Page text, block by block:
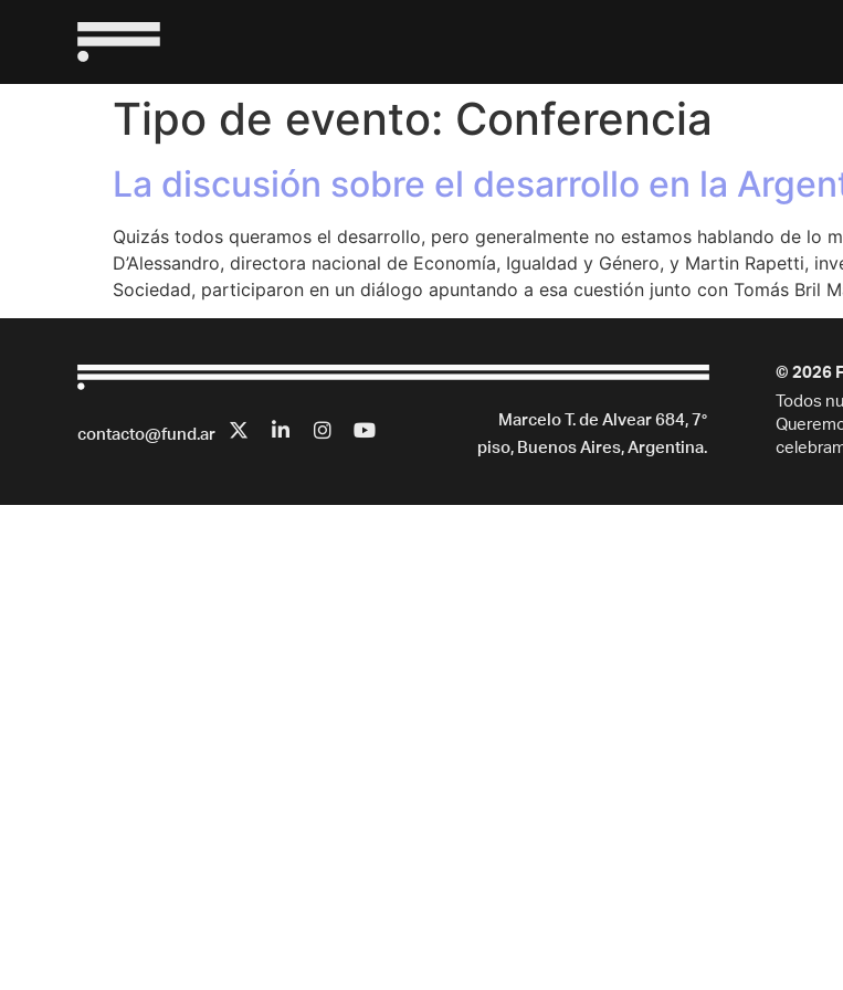
Tipo de evento: Conferencia
La discusión sobre el desarrollo en la
Quizás todos queramos el desarrollo, pero generalmente no estamos hablando de lo
D’Alessandro, directora nacional de Economía, Igualdad y Género, y Martin Rapetti,
Sociedad, participaron en un diálogo apuntando a esa cuestión junto con Tomás Bril
contacto@fund.ar
Marcelo T. de Alvear 684, 7°
piso, Buenos Aires, Argentina.
© 2026
Todos